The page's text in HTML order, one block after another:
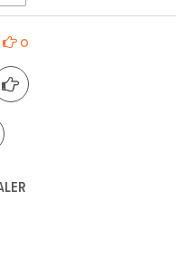
0